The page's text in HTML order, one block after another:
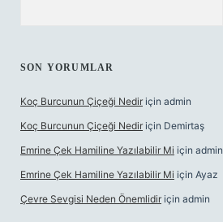
SON YORUMLAR
Koç Burcunun Çiçeği Nedir için admin
Koç Burcunun Çiçeği Nedir için Demirtaş
Emrine Çek Hamiline Yazılabilir Mi için admin
Emrine Çek Hamiline Yazılabilir Mi için Ayaz
Çevre Sevgisi Neden Önemlidir için admin